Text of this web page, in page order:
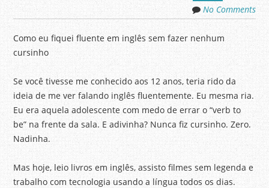
No Comments
Como eu fiquei fluente em inglês sem fazer nenhum
cursinho
Se você tivesse me conhecido aos 12 anos, teria rido da
ideia de me ver falando inglês fluentemente. Eu mesma ria.
Eu era aquela adolescente com medo de errar o “verb to
be” na frente da sala. E adivinha? Nunca fiz cursinho. Zero.
Nadinha.
Mas hoje, leio livros em inglês, assisto filmes sem legenda e
trabalho com tecnologia usando a língua todos os dias.